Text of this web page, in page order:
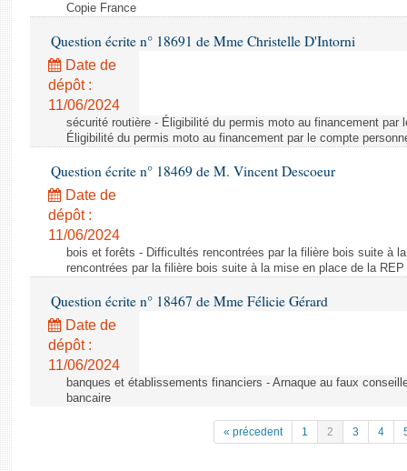
Copie France
Question écrite n° 18691 de Mme Christelle D'Intorni
Date de
dépôt :
11/06/2024
sécurité routière - Éligibilité du permis moto au financement par
Éligibilité du permis moto au financement par le compte
Question écrite n° 18469 de M. Vincent Descoeur
Date de
dépôt :
11/06/2024
bois et forêts - Difficultés rencontrées par la filière bois suite à
rencontrées par la filière bois suite à la mise en place de la REP
Question écrite n° 18467 de Mme Félicie Gérard
Date de
dépôt :
11/06/2024
banques et établissements financiers - Arnaque au faux
bancaire
« précedent 1 2 3 4